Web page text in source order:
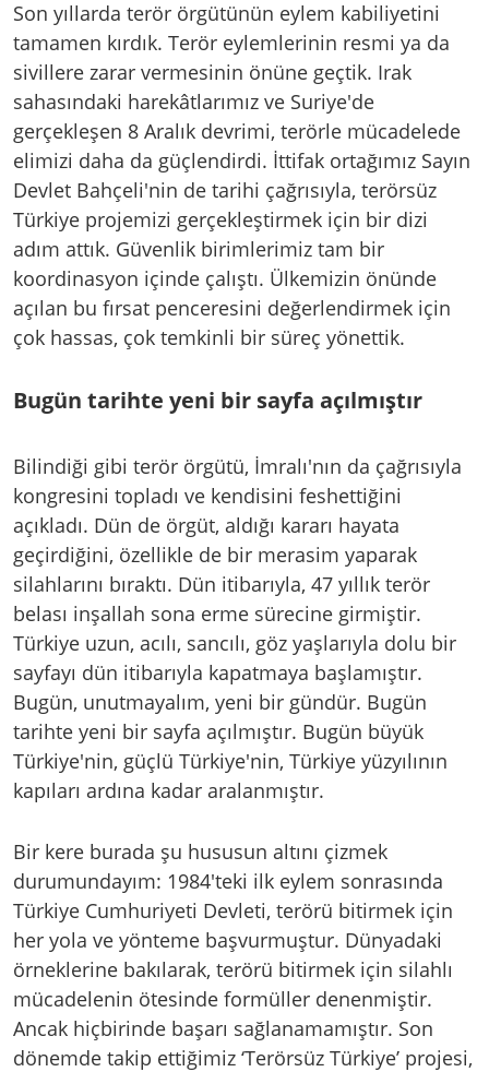
Son yıllarda terör örgütünün eylem kabiliyetini
tamamen kırdık. Terör eylemlerinin resmi ya da
sivillere zarar vermesinin önüne geçtik. Irak
sahasındaki harekâtlarımız ve Suriye'de
gerçekleşen 8 Aralık devrimi, terörle mücadelede
elimizi daha da güçlendirdi. İttifak ortağımız Sayın
Devlet Bahçeli'nin de tarihi çağrısıyla, terörsüz
Türkiye projemizi gerçekleştirmek için bir dizi
adım attık. Güvenlik birimlerimiz tam bir
koordinasyon içinde çalıştı. Ülkemizin önünde
açılan bu fırsat penceresini değerlendirmek için
çok hassas, çok temkinli bir süreç yönettik.
Bugün tarihte yeni bir sayfa açılmıştır
Bilindiği gibi terör örgütü, İmralı'nın da çağrısıyla
kongresini topladı ve kendisini feshettiğini
açıkladı. Dün de örgüt, aldığı kararı hayata
geçirdiğini, özellikle de bir merasim yaparak
silahlarını bıraktı. Dün itibarıyla, 47 yıllık terör
belası inşallah sona erme sürecine girmiştir.
Türkiye uzun, acılı, sancılı, göz yaşlarıyla dolu bir
sayfayı dün itibarıyla kapatmaya başlamıştır.
Bugün, unutmayalım, yeni bir gündür. Bugün
tarihte yeni bir sayfa açılmıştır. Bugün büyük
Türkiye'nin, güçlü Türkiye'nin, Türkiye yüzyılının
kapıları ardına kadar aralanmıştır.
Bir kere burada şu hususun altını çizmek
durumundayım: 1984'teki ilk eylem sonrasında
Türkiye Cumhuriyeti Devleti, terörü bitirmek için
her yola ve yönteme başvurmuştur. Dünyadaki
örneklerine bakılarak, terörü bitirmek için silahlı
mücadelenin ötesinde formüller denenmiştir.
Ancak hiçbirinde başarı sağlanamamıştır. Son
dönemde takip ettiğimiz ‘Terörsüz Türkiye’ projesi,